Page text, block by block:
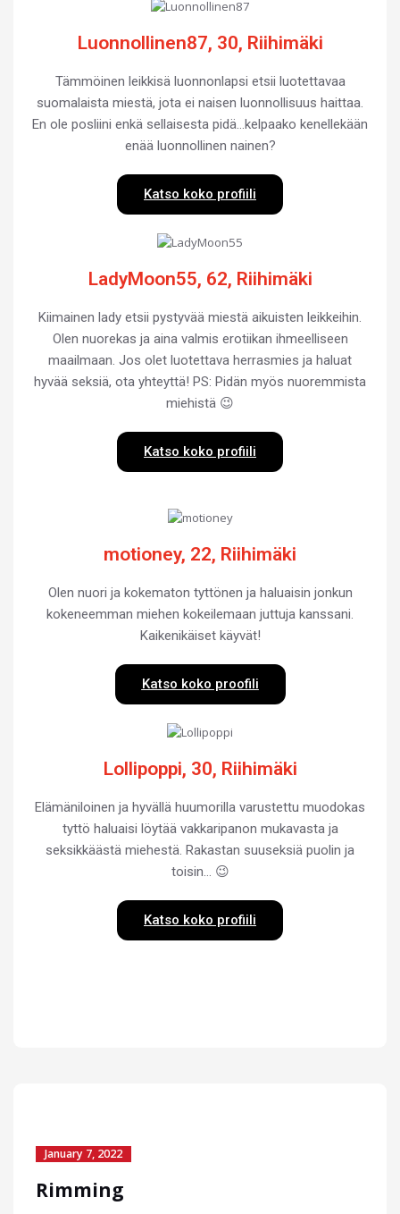
Luonnollinen87, 30, Riihimäki
Tämmöinen leikkisä luonnonlapsi etsii luotettavaa
suomalaista miestä, jota ei naisen luonnollisuus haittaa.
En ole posliini enkä sellaisesta pidä…kelpaako kenellekään
enää luonnollinen nainen?
Katso koko profiili
LadyMoon55, 62, Riihimäki
Kiimainen lady etsii pystyvää miestä aikuisten leikkeihin.
Olen nuorekas ja aina valmis erotiikan ihmeelliseen
maailmaan. Jos olet luotettava herrasmies ja haluat
hyvää seksiä, ota yhteyttä! PS: Pidän myös nuoremmista
miehistä 😉
Katso koko profiili
motioney, 22, Riihimäki
Olen nuori ja kokematon tyttönen ja haluaisin jonkun
kokeneemman miehen kokeilemaan juttuja kanssani.
Kaikenikäiset käyvät!
Katso koko proofili
Lollipoppi, 30, Riihimäki
Elämäniloinen ja hyvällä huumorilla varustettu muodokas
tyttö haluaisi löytää vakkaripanon mukavasta ja
seksikkäästä miehestä. Rakastan suuseksiä puolin ja
toisin… 😉
Katso koko profiili
January 7, 2022
Rimming